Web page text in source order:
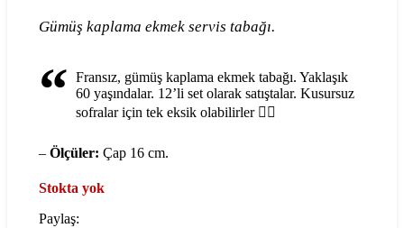
Gümüş kaplama ekmek servis tabağı.
“ Fransız, gümüş kaplama ekmek tabağı. Yaklaşık
60 yaşındalar. 12’li set olarak satıştalar. Kusursuz
sofralar için tek eksik olabilirler ❤️‍🔥
– Ölçüler: Çap 16 cm.
Stokta yok
Paylaş: